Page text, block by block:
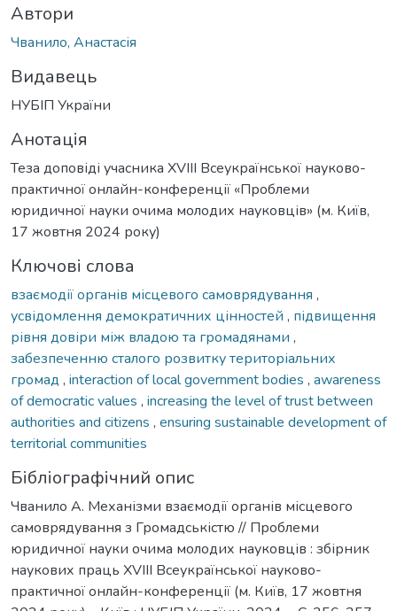
Автори
Чванило, Анастасія
Видавець
НУБІП України
Анотація
Теза доповіді учасника XVIII Всеукраїнської науково-
практичної онлайн-конференції «Проблеми
юридичної науки очима молодих науковців» (м. Київ,
17 жовтня 2024 року)
Ключові слова
взаємодії органів місцевого самоврядування ,
усвідомлення демократичних цінностей , підвищення
рівня довіри між владою та громадянами ,
забезпеченню сталого розвитку територіальних
громад , interaction of local government bodies , awareness
of democratic values , increasing the level of trust between
authorities and citizens , ensuring sustainable development of
territorial communities
Бібліографічний опис
Чванило А. Механізми взаємодії органів місцевого
самоврядування з Громадськістю // Проблеми
юридичної науки очима молодих науковців : збірник
наукових праць XVIII Всеукраїнської науково-
практичної онлайн-конференції (м. Київ, 17 жовтня